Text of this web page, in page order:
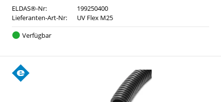
ELDAS®-Nr:
199250400
Lieferanten-Art-Nr:
UV Flex M25
Verfügbar